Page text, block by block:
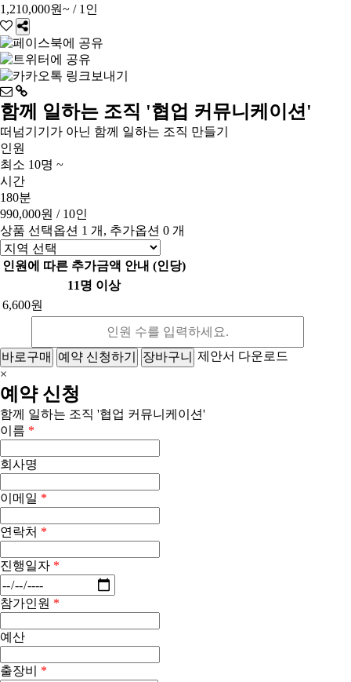
1,210,000원~ / 1인
함께 일하는 조직 '협업 커뮤니케이션'
떠넘기기가 아닌 함께 일하는 조직 만들기
인원
최소 10명 ~
시간
180분
990,000원 / 10인
상품 선택옵션 1 개, 추가옵션 0 개
인원에 따른 추가금액 안내 (인당)
11명 이상
6,600원
바로구매 예약 신청하기 장바구니
제안서 다운로드
×
예약 신청
함께 일하는 조직 '협업 커뮤니케이션'
이름 *
회사명
이메일 *
연락처 *
진행일자 *
참가인원 *
예산
출장비 *